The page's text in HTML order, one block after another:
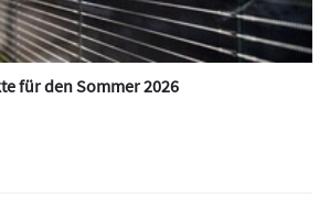
für den Sommer 2026